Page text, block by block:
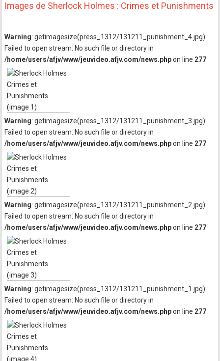
Images de Sherlock Holmes : Crimes et Punishments
Warning: getimagesize(press_1312/131211_punishment_4.jpg):
Failed to open stream: No such file or directory in
/home/users/afjv/www/jeuvideo.afjv.com/news.phpon line 277
Warning: getimagesize(press_1312/131211_punishment_3.jpg):
Failed to open stream: No such file or directory in
/home/users/afjv/www/jeuvideo.afjv.com/news.phpon line 277
Warning: getimagesize(press_1312/131211_punishment_2.jpg):
Failed to open stream: No such file or directory in
/home/users/afjv/www/jeuvideo.afjv.com/news.phpon line 277
Warning: getimagesize(press_1312/131211_punishment_1.jpg):
Failed to open stream: No such file or directory in
/home/users/afjv/www/jeuvideo.afjv.com/news.phpon line 277